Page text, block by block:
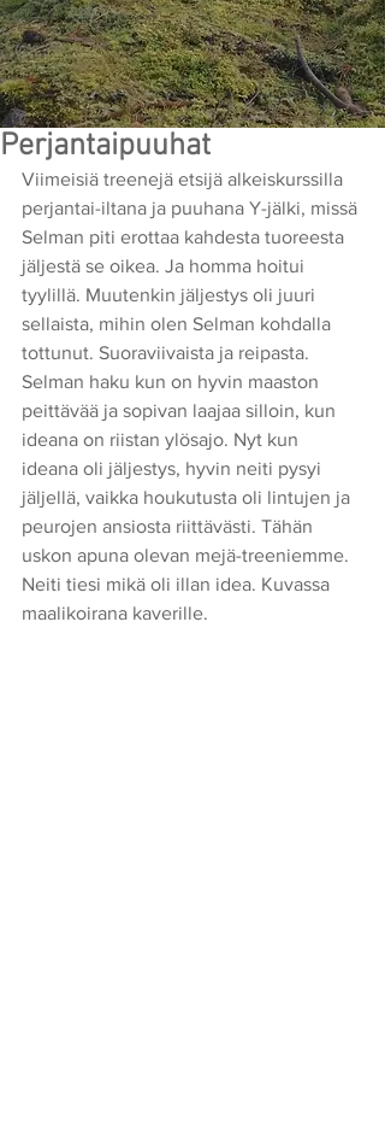
Perjantaipuuhat
Viimeisiä treenejä etsijä alkeiskurssilla
perjantai-iltana ja puuhana Y-jälki, missä
Selman piti erottaa kahdesta tuoreesta
jäljestä se oikea. Ja homma hoitui
tyylillä. Muutenkin jäljestys oli juuri
sellaista, mihin olen Selman kohdalla
tottunut. Suoraviivaista ja reipasta.
Selman haku kun on hyvin maaston
peittävää ja sopivan laajaa silloin, kun
ideana on riistan ylösajo. Nyt kun
ideana oli jäljestys, hyvin neiti pysyi
jäljellä, vaikka houkutusta oli lintujen ja
peurojen ansiosta riittävästi. Tähän
uskon apuna olevan mejä-treeniemme.
Neiti tiesi mikä oli illan idea. Kuvassa
maalikoirana kaverille.